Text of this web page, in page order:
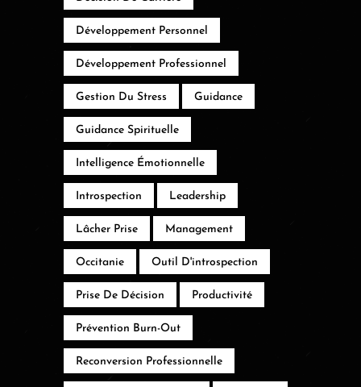
Développement Personnel
Développement Professionnel
Gestion Du Stress Guidance
Guidance Spirituelle
Intelligence Émotionnelle
Introspection Leadership
Lâcher Prise Management
Occitanie Outil D'introspection
Prise De Décision Productivité
Prévention Burn-Out
Reconversion Professionnelle